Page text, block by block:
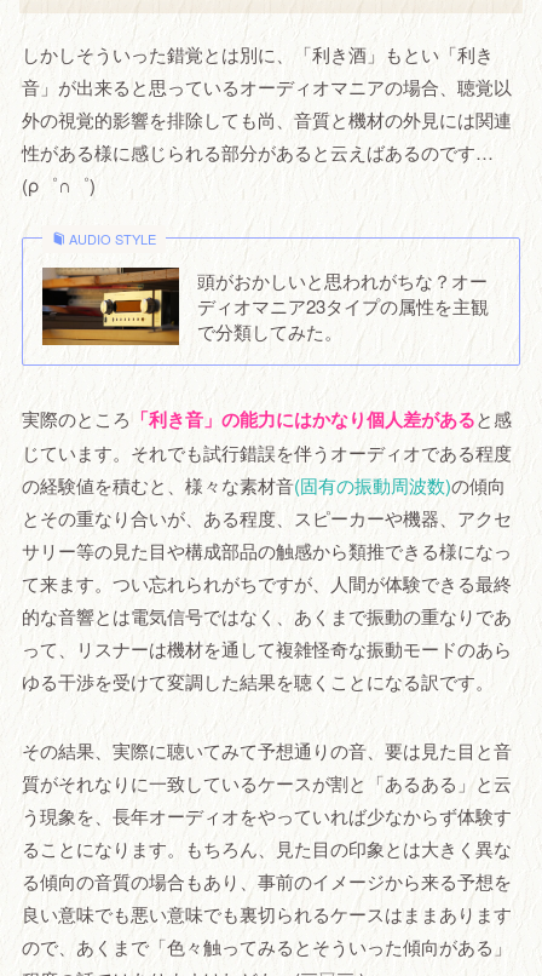
しかしそういった錯覚とは別に、「利き酒」もとい「利き
音」が出来ると思っているオーディオマニアの場合、聴覚以
外の視覚的影響を排除しても尚、音質と機材の外見には関連
性がある様に感じられる部分があると云えばあるのです…
(ρ゜∩゜)
AUDIO STYLE
頭がおかしいと思われがちな？オー
ディオマニア23タイプの属性を主観
で分類してみた。
実際のところ 「利き音」の能力にはかなり個人差があると感
じています。それでも試行錯誤を伴うオーディオである程度
の経験値を積むと、様々な素材音(固有の振動周波数)の傾向
とその重なり合いが、ある程度、スピーカーや機器、アクセ
サリー等の見た目や構成部品の触感から類推できる様になっ
て来ます。つい忘れられがちですが、人間が体験できる最終
的な音響とは電気信号ではなく、あくまで振動の重なりであ
って、リスナーは機材を通して複雑怪奇な振動モードのあら
ゆる干渉を受けて変調した結果を聴くことになる訳です。
その結果、実際に聴いてみて予想通りの音、要は見た目と音
質がそれなりに一致しているケースが割と「あるある」と云
う現象を、長年オーディオをやっていれば少なからず体験す
ることになります。もちろん、見た目の印象とは大きく異な
る傾向の音質の場合もあり、事前のイメージから来る予想を
良い意味でも悪い意味でも裏切られるケースはままあります
ので、あくまで「色々触ってみるとそういった傾向がある」